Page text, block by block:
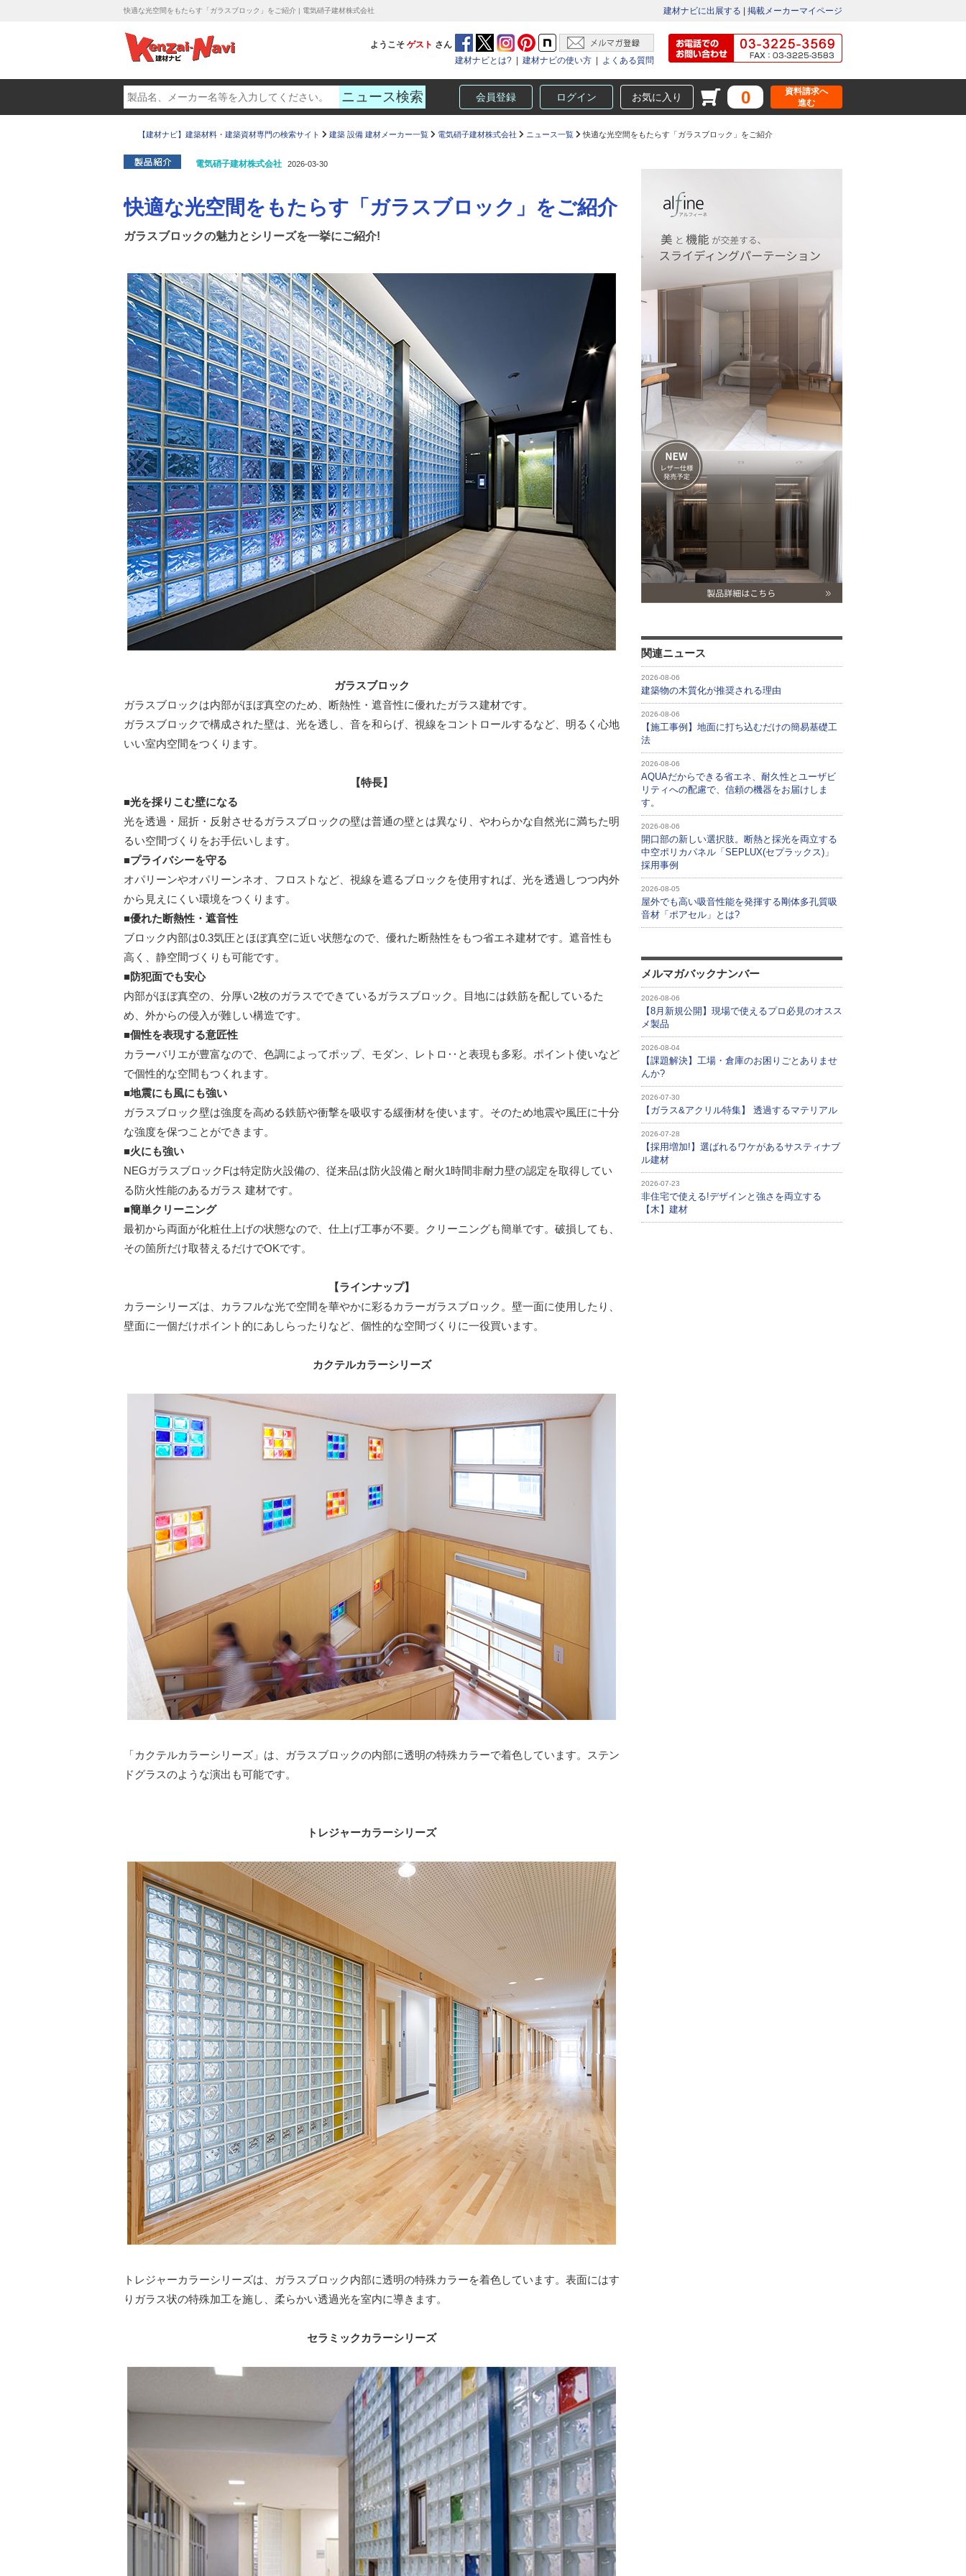
快適な光空間をもたらす「ガラスブロック」をご紹介 | 電気硝子建材株式会社 建材ナビに出展する 掲載メーカーマイページ
ようこそ ゲスト さん
建材ナビとは?
建材ナビの使い方 よくある質問
会員登録 ログイン お気に入り 0
資料請求へ
進む
【建材ナビ】建築材料・建築資材専門の検索サイト 建築 設備 建材メーカー一覧 電気硝子建材株式会社 ニュース一覧 快適な光空間をもたらす「ガラスブロック」をご紹介
電気硝子建材株式会社 2026-03-30
快適な光空間をもたらす「ガラスブロック」をご紹介
ガラスブロックの魅力とシリーズを一挙にご紹介!
ガラスブロック
ガラスブロックは内部がほぼ真空のため、断熱性・遮音性に優れたガラス建材です。
ガラスブロックで構成された壁は、光を透し、音を和らげ、視線をコントロールするなど、明るく心地
いい室内空間をつくります。
【特長】
■光を採りこむ壁になる
光を透過・屈折・反射させるガラスブロックの壁は普通の壁とは異なり、やわらかな自然光に満ちた明
るい空間づくりをお手伝いします。
■プライバシーを守る
オパリーンやオパリーンネオ、フロストなど、視線を遮るブロックを使用すれば、光を透過しつつ内外
から見えにくい環境をつくります。
■優れた断熱性・遮音性
ブロック内部は0.3気圧とほぼ真空に近い状態なので、優れた断熱性をもつ省エネ建材です。遮音性も
高く、静空間づくりも可能です。
■防犯面でも安心
内部がほぼ真空の、分厚い2枚のガラスでできているガラスブロック。目地には鉄筋を配しているた
め、外からの侵入が難しい構造です。
■個性を表現する意匠性
カラーバリエが豊富なので、色調によってポップ、モダン、レトロ‥と表現も多彩。ポイント使いなど
で個性的な空間もつくれます。
■地震にも風にも強い
ガラスブロック壁は強度を高める鉄筋や衝撃を吸収する緩衝材を使います。そのため地震や風圧に十分
な強度を保つことができます。
■火にも強い
NEGガラスブロックFは特定防火設備の、従来品は防火設備と耐火1時間非耐力壁の認定を取得してい
る防火性能のあるガラス 建材です。
■簡単クリーニング
最初から両面が化粧仕上げの状態なので、仕上げ工事が不要。クリーニングも簡単です。破損しても、
その箇所だけ取替えるだけでOKです。
【ラインナップ】
カラーシリーズは、カラフルな光で空間を華やかに彩るカラーガラスブロック。壁一面に使用したり、
壁面に一個だけポイント的にあしらったりなど、個性的な空間づくりに一役買います。
カクテルカラーシリーズ
「カクテルカラーシリーズ」は、ガラスブロックの内部に透明の特殊カラーで着色しています。ステン
ドグラスのような演出も可能です。
トレジャーカラーシリーズ
トレジャーカラーシリーズは、ガラスブロック内部に透明の特殊カラーを着色しています。表面にはす
りガラス状の特殊加工を施し、柔らかい透過光を室内に導きます。
セラミックカラーシリーズ
関連ニュース
2026-08-06
建築物の木質化が推奨される理由
2026-08-06
【施工事例】地面に打ち込むだけの簡易基礎工
法
2026-08-06
AQUAだからできる省エネ、耐久性とユーザビ
リティへの配慮で、信頼の機器をお届けしま
す。
2026-08-06
開口部の新しい選択肢。断熱と採光を両立する
中空ポリカパネル「SEPLUX(セプラックス)」
採用事例
2026-08-05
屋外でも高い吸音性能を発揮する剛体多孔質吸
音材「ポアセル」とは?
メルマガバックナンバー
2026-08-06
【8月新規公開】現場で使えるプロ必見のオスス
メ製品
2026-08-04
【課題解決】工場・倉庫のお困りごとありませ
んか?
2026-07-30
【ガラス&アクリル特集】 透過するマテリアル
2026-07-28
【採用増加!】選ばれるワケがあるサスティナブ
ル建材
2026-07-23
非住宅で使える!デザインと強さを両立する
【木】建材